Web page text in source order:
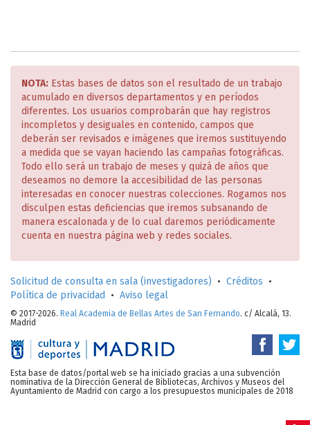
NOTA: Estas bases de datos son el resultado de un trabajo
acumulado en diversos departamentos y en períodos
diferentes. Los usuarios comprobarán que hay registros
incompletos y desiguales en contenido, campos que
deberán ser revisados e imágenes que iremos sustituyendo
a medida que se vayan haciendo las campañas fotográficas.
Todo ello será un trabajo de meses y quizá de años que
deseamos no demore la accesibilidad de las personas
interesadas en conocer nuestras colecciones. Rogamos nos
disculpen estas deficiencias que iremos subsanando de
manera escalonada y de lo cual daremos periódicamente
cuenta en nuestra página web y redes sociales.
Solicitud de consulta en sala (investigadores) • Créditos •
Política de privacidad
• Aviso legal
© 2017-2026. Real Academia de Bellas Artes de San Fernando. c/ Alcalá, 13.
Madrid
Esta base de datos/portal web se ha iniciado gracias a una subvención
nominativa de la Dirección General de Bibliotecas, Archivos y Museos del
Ayuntamiento de Madrid con cargo a los presupuestos municipales de 2018